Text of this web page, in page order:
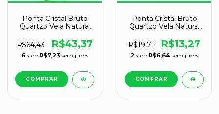
Ponta Cristal Bruto
Quartzo Vela Natural
167 g
R$64,43 R$43,37
6 x de R$7,23 sem juros
Ponta Cristal Bruto
Quartzo Vela Natural
80g
R$19,71 R$13,27
2 x de R$6,64 sem juros